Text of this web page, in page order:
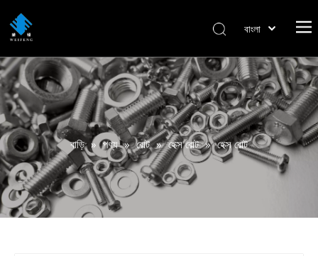
বাংলা
Italiano
Deutsch
Português
Español
Pусский
Français
English
বাড়ি » পণ্য » বোল্ট » হেক্স বোল্ট » হেক্স বোল্ট